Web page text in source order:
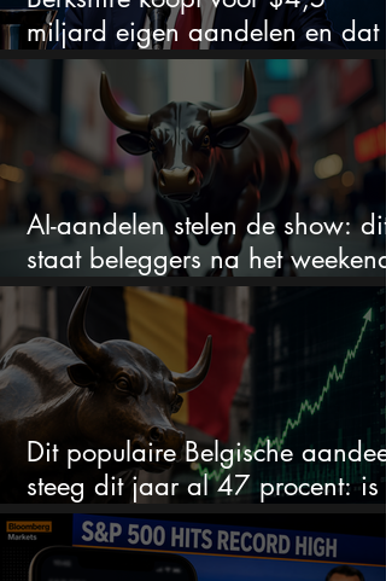
miljard eigen aandelen en dat
zegt veel over de waardering
AI-aandelen stelen de show: dit
staat beleggers na het weekend
te wachten
Dit populaire Belgische aandeel
steeg dit jaar al 47 procent: is
ruimte voor meer?